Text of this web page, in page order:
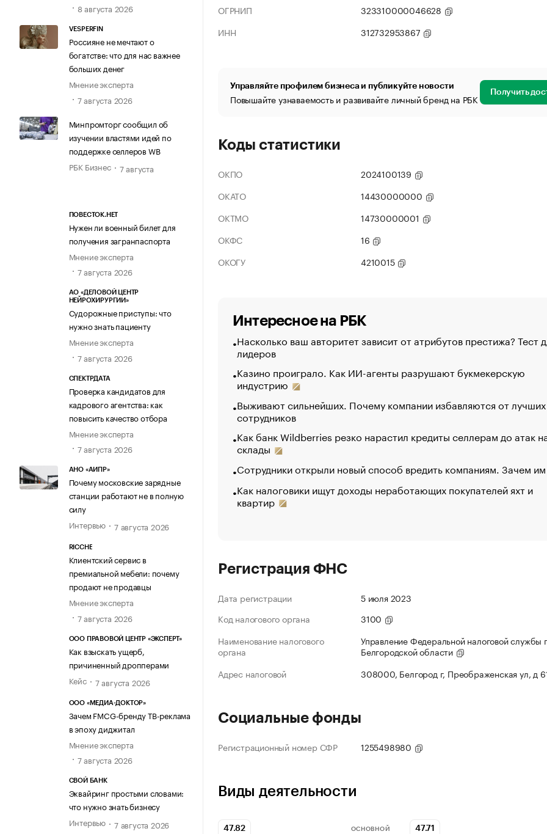
8 августа 2026
VESPERFIN
Россияне не мечтают о
богатстве: что для нас важнее
больших денег
Мнение эксперта
7 августа 2026
Минпромторг сообщил об
изучении властями идей по
поддержке селлеров WB
РБК Бизнес
7 августа
ПОВЕСТОК.НЕТ
Нужен ли военный билет для
получения загранпаспорта
Мнение эксперта
7 августа 2026
АО «ДЕЛОВОЙ ЦЕНТР
НЕЙРОХИРУРГИИ»
Судорожные приступы: что
нужно знать пациенту
Мнение эксперта
7 августа 2026
СПЕКТРДАТА
Проверка кандидатов для
кадрового агентства: как
повысить качество отбора
Мнение эксперта
7 августа 2026
АНО «АИПР»
Почему московские зарядные
станции работают не в полную
силу
Интервью
7 августа 2026
RICCHE
Клиентский сервис в
премиальной мебели: почему
продают не продавцы
Мнение эксперта
7 августа 2026
ООО ПРАВОВОЙ ЦЕНТР «ЭКСПЕРТ»
Как взыскать ущерб,
причиненный дропперами
Кейс
7 августа 2026
ООО «МЕДИА-ДОКТОР»
Зачем FMCG-бренду ТВ-реклама
в эпоху диджитал
Мнение эксперта
7 августа 2026
СВОЙ БАНК
Эквайринг простыми словами:
что нужно знать бизнесу
Интервью
7 августа 2026
ОГРНИП
323310000046628
ИНН
312732953867
Управляйте профилем бизнеса и публикуйте новости
Повышайте узнаваемость и развивайте личный бренд на РБК Получить
Коды статистики
ОКПО
2024100139
ОКАТО
14430000000
ОКТМО
14730000001
ОКФС
16
ОКОГУ
4210015
Интересное на РБК
Насколько ваш авторитет зависит от атрибутов престижа? Тест
лидеров
Казино проиграло. Как ИИ-агенты разрушают букмекерскую
индустрию
Выживают сильнейших. Почему компании избавляются от лучших
сотрудников
Как банк Wildberries резко нарастил кредиты селлерам до атак
склады
Сотрудники открыли новый способ вредить компаниям. Зачем
Как налоговики ищут доходы неработающих покупателей яхт и
квартир
Регистрация ФНС
Дата регистрации
5 июля 2023
Код налогового органа
3100
Наименование налогового
органа
Управление Федеральной налоговой службы
Белгородской области
Адрес налоговой
308000, Белгород г, Преображенская ул, д
Социальные фонды
Регистрационный номер СФР 1255498980
Виды деятельности
47.82 ОСНОВНОЙ 47.71